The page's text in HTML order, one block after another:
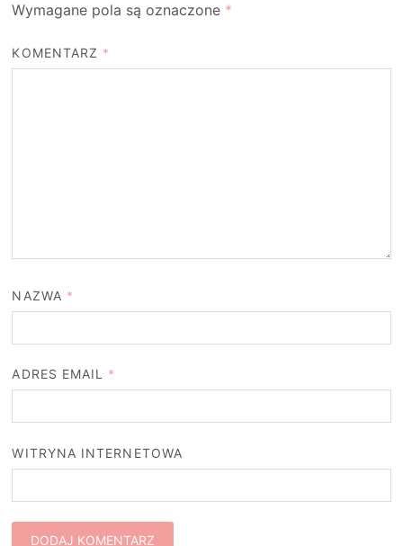
Wymagane pola są oznaczone *
KOMENTARZ *
NAZWA *
ADRES EMAIL *
WITRYNA INTERNETOWA